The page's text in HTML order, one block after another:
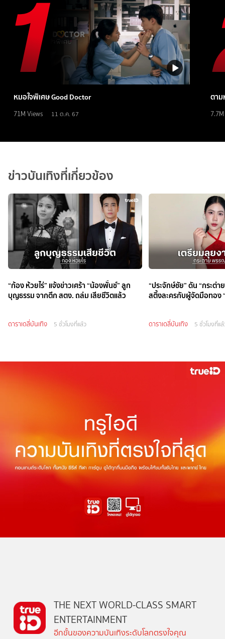
หมอใจพิเศษ Good Doctor
71M Views 11 ต.ค. 67
ตาม
7.7M
ข่าวบันเทิงที่เกี่ยวข้อง
“ก้อง ห้วยไร่” แจ้งข่าวเศร้า “น้องพั้นช์” ลูก
บุญธรรม จากตึก สตง. ถล่ม เสียชีวิตแล้ว
ดาราเดลี่บันเทิง 5 ชั่วโมงที่แล้ว
“ประจักษ์ชัย” ดัน “กระต่
สติ้งละครกับผู้จัดมือทอง
ดาราเดลี่บันเทิง 5 ชั่วโมงที่แ
THE NEXT WORLD-CLASS SMART
ENTERTAINMENT
อีกขั้นของความบันเทิงระดับโลกตรงใจคุณ